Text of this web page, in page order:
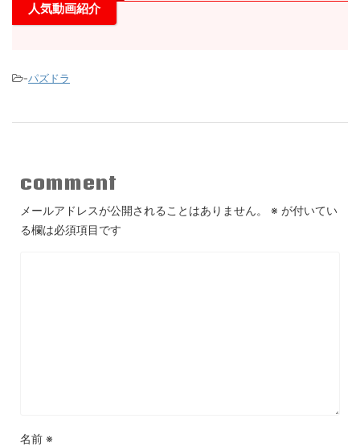
人気動画紹介
-パズドラ
comment
メールアドレスが公開されることはありません。 ※ が付いてい
る欄は必須項目です
名前 ※